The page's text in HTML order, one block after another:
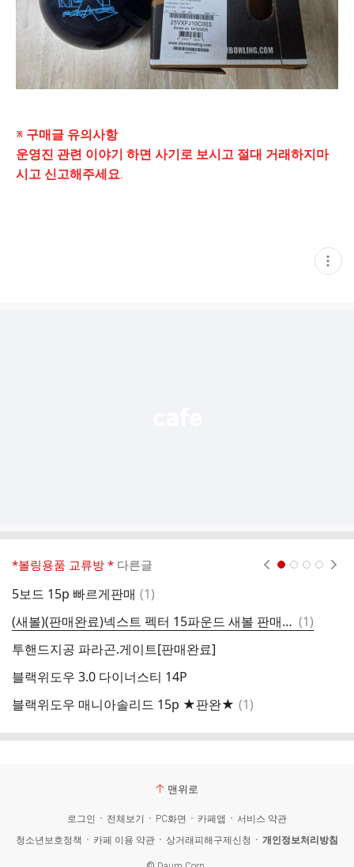
※ 구매글 유의사항
운영진 관련 이야기 하면 사기로 보시고 절대 거래하지마
시고 신고해주세요.
현
재
*볼링용품 교류방 * 다른글
5보드 15p 빠르게판매 댓
(1)
(새볼)(판매완료)넥스트 펙터 15파운드 새볼 판매합니다 댓
글
(1)
투핸드지공 파라곤.게이트[판매완료]
블랙위도우 3.0 다이너스티 14P
블랙위도우 매니아솔리드 15p ★판완★ 댓
(1)
맨위로
로그인 전체보기 PC화면 카페앱
서비스 약관
청소년보호정책
카페 이용 약관 상거래피해구제신청 개인정보처리방침